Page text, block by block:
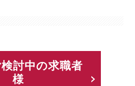
討中の求職者
様